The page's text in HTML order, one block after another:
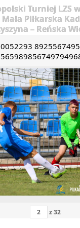
Turniej LZS
Mała Piłkarska
– Reńska
z32